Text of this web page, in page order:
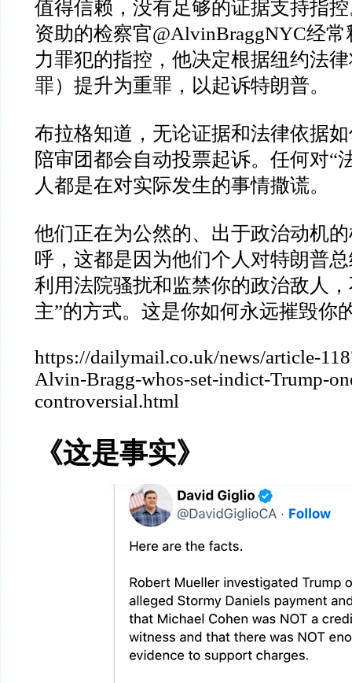
值得信赖，没有足够的证据支持指
资助的检察官@AlvinBraggNYC经常
力罪犯的指控，他决定根据纽约法
罪）提升为重罪，以起诉特朗普。
布拉格知道，无论证据和法律依据
陪审团都会自动投票起诉。 任何对“
人都是在对实际发生的事情撒谎。
他们正在为公然的、出于政治动机
呼，这都是因为他们个人对特朗普
利用法院骚扰和监禁你的政治敌人
主”的方式。这是你如何永远摧毁你
https://dailymail.co.uk/news/article-
Alvin-Bragg-whos-set-indict-Trump-
controversial.html
《这是事实》